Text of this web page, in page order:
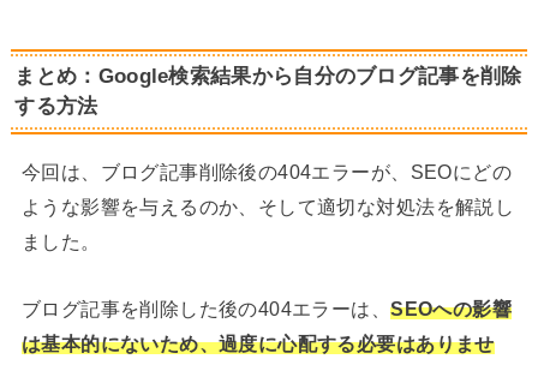
まとめ：Google検索結果から自分のブログ記事を削除
する方法
今回は、ブログ記事削除後の404エラーが、SEOにどの
ような影響を与えるのか、そして適切な対処法を解説し
ました。
ブログ記事を削除した後の404エラーは、SEOへの影響
は基本的にないため、過度に心配する必要はありませ